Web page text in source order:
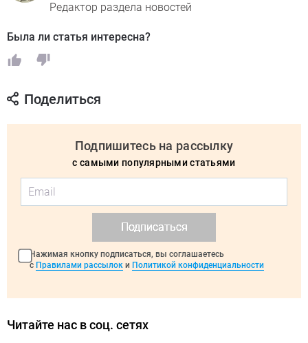
Редактор раздела новостей
Была ли статья интересна?
Поделиться
Подпишитесь на рассылку
с самыми популярными статьями
Подписаться
Нажимая кнопку подписаться, вы соглашаетесь
с Правилами рассылок и Политикой конфиденциальности
Читайте нас в соц. сетях